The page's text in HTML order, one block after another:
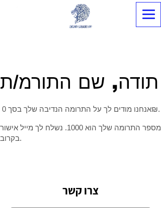
תודה, שם התורמ/ת
אנחנו מודים לך על התרומה הנדיבה שלך בסך ‏0 ‏₪.
מספר התרומה שלך הוא 1000. נשלח לך מייל אישור
בקרוב.
צרו קשר